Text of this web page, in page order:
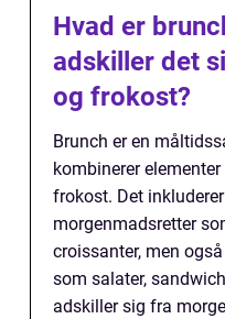
Hvad er
adskiller det
og frokost?
Brunch er en
kombinerer
frokost. Det
morgenmadsretter
croissanter, men
som salater,
adskiller sig fra